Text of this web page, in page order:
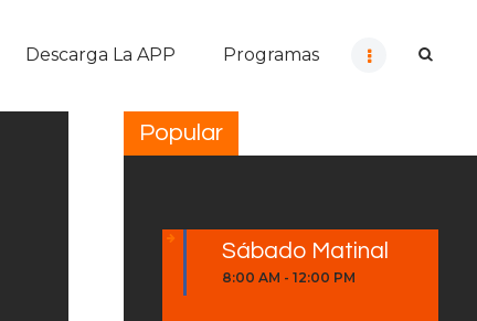
Descarga La APP Programas
Popular
Sábado Matinal
8:00 AM -12:00 PM